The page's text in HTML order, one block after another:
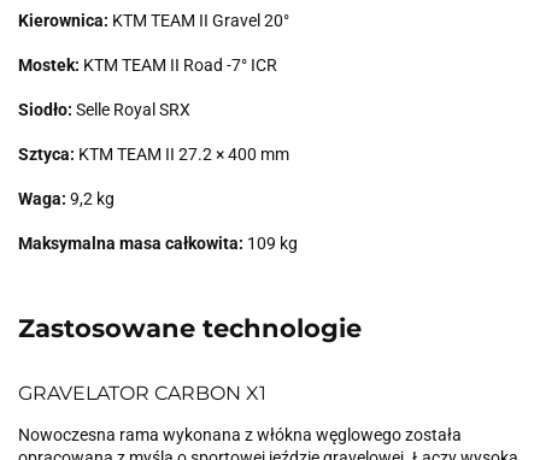
Kierownica: KTM TEAM II Gravel 20°
Mostek: KTM TEAM II Road -7° ICR
Siodło: Selle Royal SRX
Sztyca: KTM TEAM II 27.2 × 400 mm
Waga: 9,2 kg
Maksymalna masa całkowita: 109 kg
Zastosowane technologie
GRAVELATOR CARBON X1
Nowoczesna rama wykonana z włókna węglowego została